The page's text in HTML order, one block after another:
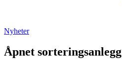
Nyheter
Åpnet sorteringsanlegg